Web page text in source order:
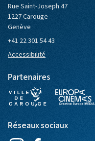
Rue Saint-Joseph 47
1227 Carouge
Genève
+41 22 301 54 43
Accessibilité
Partenaires
Réseaux sociaux